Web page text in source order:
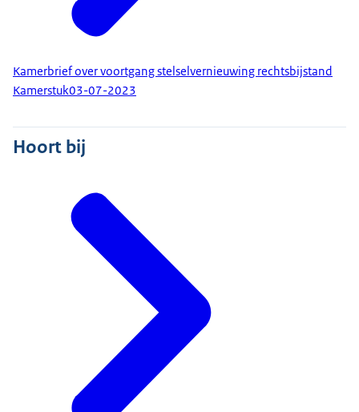
Kamerbrief over voortgang stelselvernieuwing rechtsbijstand
Kamerstuk03-07-2023
Hoort bij